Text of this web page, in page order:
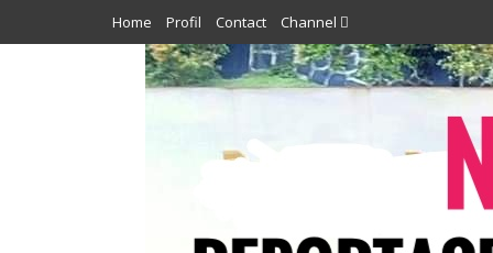
Home Profil Contact Channel